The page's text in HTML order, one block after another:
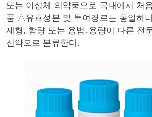
또는 이성체 의약품으로 국내에서 처
품 △유효성분 및 투여경로는 동일하
제형, 함량 또는 용법․용량이 다른 전
신약으로 분류한다.